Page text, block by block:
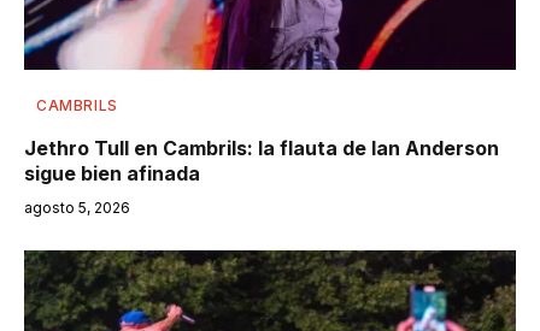
CAMBRILS
Jethro Tull en Cambrils: la flauta de Ian Anderson
sigue bien afinada
agosto 5, 2026